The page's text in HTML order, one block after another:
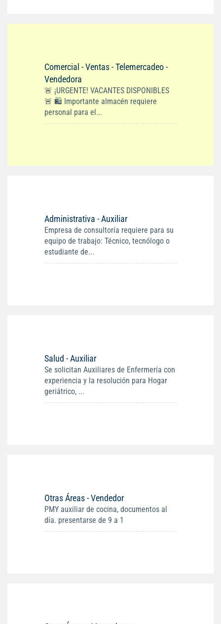
Comercial - Ventas - Telemercadeo -
Vendedora
🚨 ¡URGENTE! VACANTES DISPONIBLES
🚨 🛍️ Importante almacén requiere
personal para el...
Administrativa - Auxiliar
Empresa de consultoría requiere para su
equipo de trabajo: Técnico, tecnólogo o
estudiante de...
Salud - Auxiliar
Se solicitan Auxiliares de Enfermería con
experiencia y la resolución para Hogar
geriátrico, ...
Otras Áreas - Vendedor
PMY auxiliar de cocina, documentos al
día. presentarse de 9 a 1